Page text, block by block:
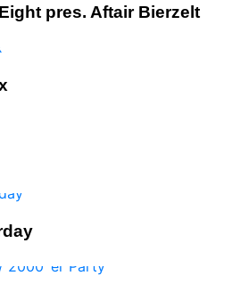
pres. Aftair Bierzelt